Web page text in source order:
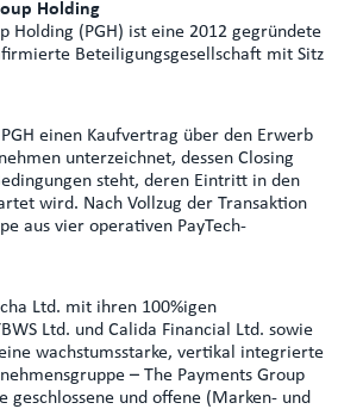
Holding
Holding (PGH) ist eine 2012 gegründete
Beteiligungsgesellschaft mit Sitz
einen Kaufvertrag über den Erwerb
unterzeichnet, dessen Closing
steht, deren Eintritt in den
wird. Nach Vollzug der Transaktion
aus vier operativen PayTech-
Ltd. mit ihren 100%igen
Ltd. und Calida Financial Ltd. sowie
wachstumsstarke, vertikal integrierte
– The Payments Group
geschlossene und offene (Marken- und